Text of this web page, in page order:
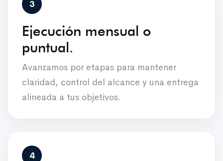
Ejecución mensual o
puntual.
Avanzamos por etapas para mantener
claridad, control del alcance y una entrega
alineada a tus objetivos.